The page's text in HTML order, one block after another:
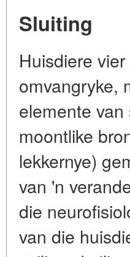
Sluiting
Huisdiere
omvangryke,
elemente
moontlike
lekkernye)
van 'n
die
van die